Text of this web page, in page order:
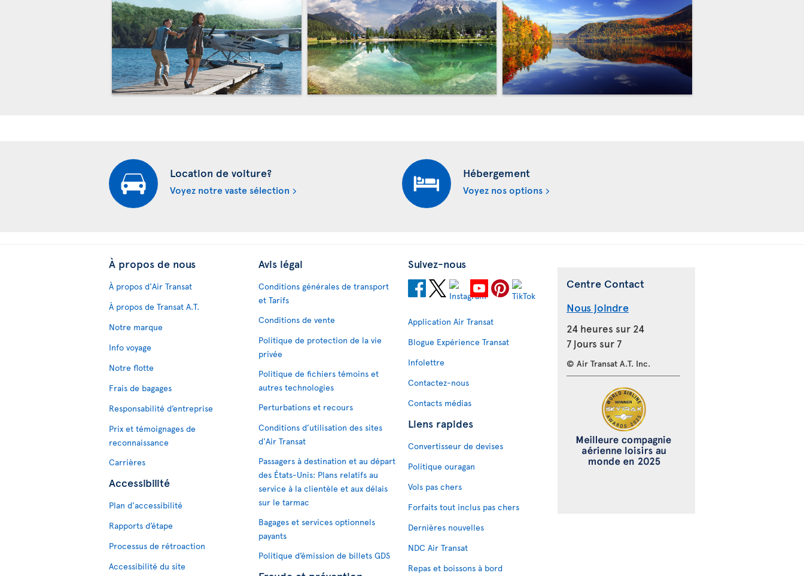
Location de voiture?
Voyez notre vaste sélection
Hébergement
Voyez nos options
À propos de nous
À propos d'Air Transat
À propos de Transat A.T.
Notre marque
Info voyage
Notre flotte
Frais de bagages
Responsabilité d’entreprise
Prix et témoignages de
reconnaissance
Carrières
Accessibilité
Plan d'accessibilité
Rapports d’étape
Processus de rétroaction
Accessibilité du site
Avis légal
Conditions générales de transport
et Tarifs
Conditions de vente
Politique de protection de la vie
privée
Politique de fichiers témoins et
autres technologies
Perturbations et recours
Conditions d’utilisation des sites
d'Air Transat
Passagers à destination et au départ
des États-Unis: Plans relatifs au
service à la clientèle et aux délais
sur le tarmac
Bagages et services optionnels
payants
Politique d’émission de billets GDS
Suivez-nous
Application Air Transat
Blogue Expérience Transat
Infolettre
Contactez-nous
Contacts médias
Liens rapides
Convertisseur de devises
Politique ouragan
Vols pas chers
Forfaits tout inclus pas chers
Dernières nouvelles
NDC Air Transat
Repas et boissons à bord
Centre Contact
Nous joindre
24 heures sur 24
7 jours sur 7
© Air Transat A.T. Inc.